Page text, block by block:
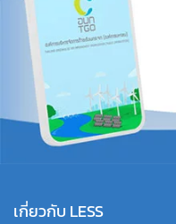
เกี่ยวกับ LESS